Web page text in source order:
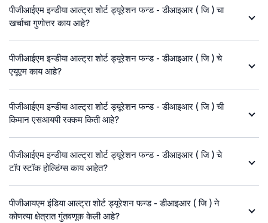
पीजीआईएम इन्डीया आल्ट्रा शोर्ट ड्यूरेशन फन्ड - डीआइआर ( जि ) चा
खर्चाचा गुणोत्तर काय आहे?
पीजीआईएम इन्डीया आल्ट्रा शोर्ट ड्यूरेशन फन्ड - डीआइआर ( जि ) चे
एयूएम काय आहे?
पीजीआईएम इन्डीया आल्ट्रा शोर्ट ड्यूरेशन फन्ड - डीआइआर ( जि ) ची
किमान एसआयपी रक्कम किती आहे?
पीजीआईएम इन्डीया आल्ट्रा शोर्ट ड्यूरेशन फन्ड - डीआइआर ( जि ) चे
टॉप स्टॉक होल्डिंग्स काय आहेत?
पीजीआयएम इंडिया आल्ट्रा शोर्ट ड्यूरेशन फन्ड - डीआइआर ( जि ) ने
कोणत्या क्षेत्रात गुंतवणूक केली आहे?